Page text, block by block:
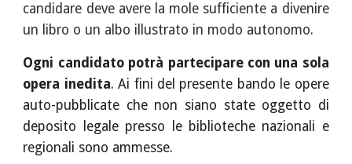
candidare deve avere la mole sufficiente a divenire
un libro o un albo illustrato in modo autonomo.
Ogni candidato potrà partecipare con una sola
opera inedita. Ai fini del presente bando le opere
auto-pubblicate che non siano state oggetto di
deposito legale presso le biblioteche nazionali e
regionali sono ammesse.